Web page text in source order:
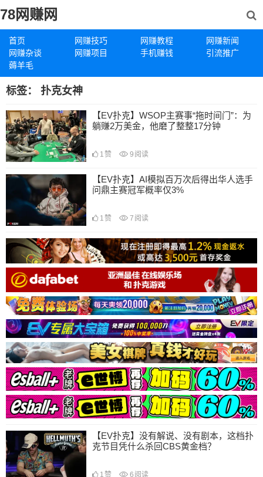
78网赚网
首页 网赚技巧 网赚教程
网赚新闻
网赚杂谈
网赚项目 手机赚钱
引流推广
薅羊毛
标签： 扑克女神
【EV扑克】WSOP主赛事“拖时间门”：为
躺赚2万美金，他磨了整整17分钟
1 赞 9 阅读
【EV扑克】AI模拟百万次后得出华人选手
问鼎主赛冠军概率仅3%
1 赞 7 阅读
【EV扑克】没有解说、没有剧本，这档扑
克节目凭什么杀回CBS黄金档？
1 赞 6 阅读